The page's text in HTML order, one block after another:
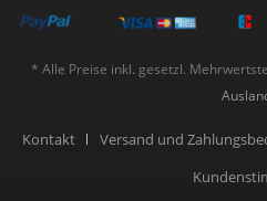
* Alle Preise inkl. gesetzl.
Kontakt Versand und